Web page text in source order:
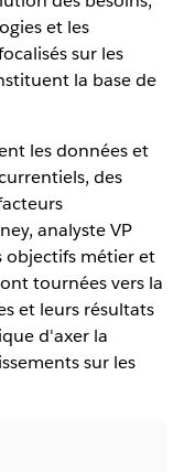
et les
sur les
la base de
les données et
des
analyste VP
objectifs métier et
tournées vers la
et leurs résultats
d'axer la
sur les